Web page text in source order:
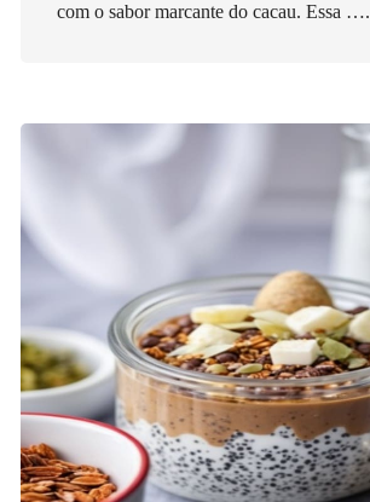
com o sabor marcante do cacau. Essa ….